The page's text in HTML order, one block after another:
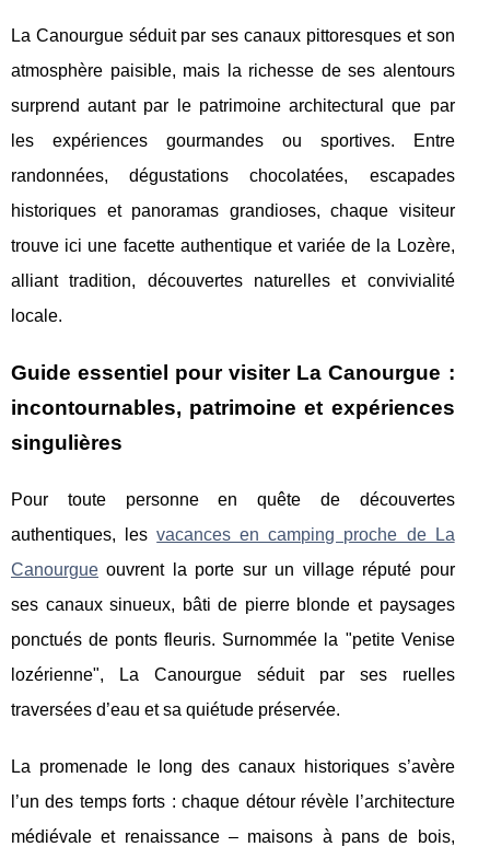
La Canourgue séduit par ses canaux pittoresques et son
atmosphère paisible, mais la richesse de ses alentours
surprend autant par le patrimoine architectural que par
les expériences gourmandes ou sportives. Entre
randonnées, dégustations chocolatées, escapades
historiques et panoramas grandioses, chaque visiteur
trouve ici une facette authentique et variée de la Lozère,
alliant tradition, découvertes naturelles et convivialité
locale.
Guide essentiel pour visiter La Canourgue :
incontournables, patrimoine et expériences
singulières
Pour toute personne en quête de découvertes
authentiques, lesvacances en camping proche de La
Canourgue ouvrent la porte sur un village réputé pour
ses canaux sinueux, bâti de pierre blonde et paysages
ponctués de ponts fleuris. Surnommée la "petite Venise
lozérienne", La Canourgue séduit par ses ruelles
traversées d’eau et sa quiétude préservée.
La promenade le long des canaux historiques s’avère
l’un des temps forts : chaque détour révèle l’architecture
médiévale et renaissance – maisons à pans de bois,